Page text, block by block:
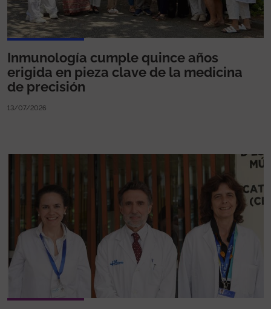
Inmunología cumple quince años
erigida en pieza clave de la medicina
de precisión
13/07/2026